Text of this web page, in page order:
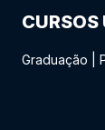
Graduação